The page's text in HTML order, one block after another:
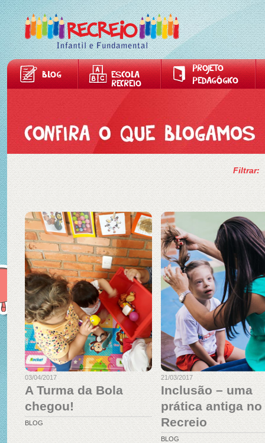
BLOG ESCOLA
RECREIO
PROJETO
PEDAGÓGICO
Filtrar:
03/04/2017
A Turma da Bola
chegou!
BLOG
21/03/2017
Inclusão – uma
prática antiga no
Recreio
BLOG